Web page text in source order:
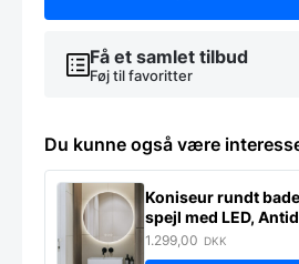
Få et samlet tilbud
Føj til favoritter
Du kunne også være
Koniseur rundt
spejl med LED,
Touchsensor
1.299,00 DKK